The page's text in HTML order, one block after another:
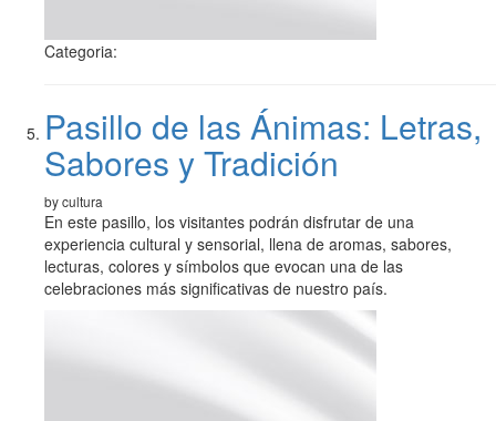
Categoria:
Pasillo de las Ánimas: Letras,
Sabores y Tradición
by cultura
En este pasillo, los visitantes podrán disfrutar de una
experiencia cultural y sensorial, llena de aromas, sabores,
lecturas, colores y símbolos que evocan una de las
celebraciones más significativas de nuestro país.